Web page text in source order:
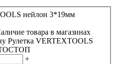
товара в магазинах
Рулетка VERTEXTOOLS
+